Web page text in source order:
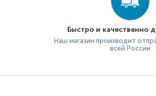
Быстро и качественно
Наш магазин производит
всей России